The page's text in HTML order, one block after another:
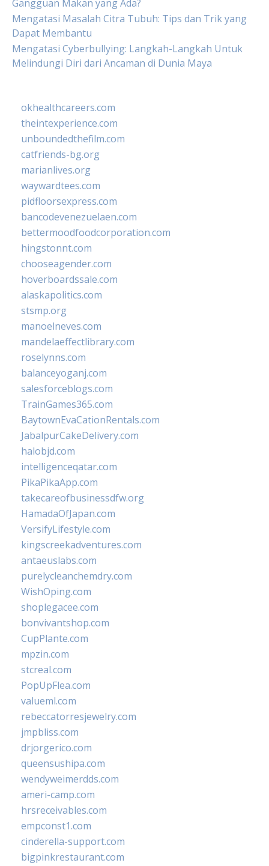
Gangguan Makan yang Ada?
Mengatasi Masalah Citra Tubuh: Tips dan Trik yang
Dapat Membantu
Mengatasi Cyberbullying: Langkah-Langkah Untuk
Melindungi Diri dari Ancaman di Dunia Maya
okhealthcareers.com
theintexperience.com
unboundedthefilm.com
catfriends-bg.org
marianlives.org
waywardtees.com
pidfloorsexpress.com
bancodevenezuelaen.com
bettermoodfoodcorporation.com
hingstonnt.com
chooseagender.com
hoverboardssale.com
alaskapolitics.com
stsmp.org
manoelneves.com
mandelaeffectlibrary.com
roselynns.com
balanceyoganj.com
salesforceblogs.com
TrainGames365.com
BaytownEvaCationRentals.com
JabalpurCakeDelivery.com
halobjd.com
intelligenceqatar.com
PikaPikaApp.com
takecareofbusinessdfw.org
HamadaOfJapan.com
VersifyLifestyle.com
kingscreekadventures.com
antaeuslabs.com
purelycleanchemdry.com
WishOping.com
shoplegacee.com
bonvivantshop.com
CupPlante.com
mpzin.com
stcreal.com
PopUpFlea.com
valueml.com
rebeccatorresjewelry.com
jmpbliss.com
drjorgerico.com
queensushipa.com
wendyweimerdds.com
ameri-camp.com
hrsreceivables.com
empconst1.com
cinderella-support.com
bigpinkrestaurant.com